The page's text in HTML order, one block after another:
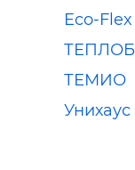
Eco-Flex
ТЕМИО
Унихаус